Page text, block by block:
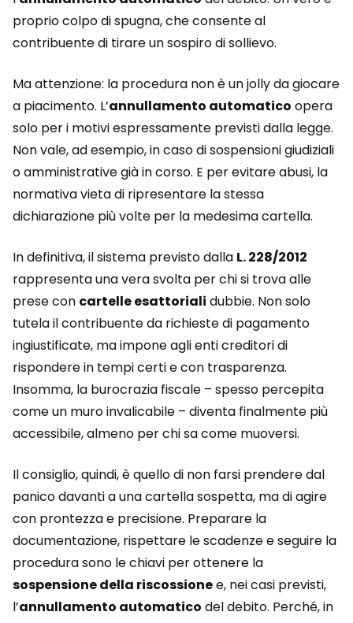
proprio colpo di spugna, che consente al
contribuente di tirare un sospiro di sollievo.
Ma attenzione: la procedura non è un jolly da giocare
a piacimento. L’annullamento automatico opera
solo per i motivi espressamente previsti dalla legge.
Non vale, ad esempio, in caso di sospensioni giudiziali
o amministrative già in corso. E per evitare abusi, la
normativa vieta di ripresentare la stessa
dichiarazione più volte per la medesima cartella.
In definitiva, il sistema previsto dalla L. 228/2012
rappresenta una vera svolta per chi si trova alle
prese con cartelle esattoriali dubbie. Non solo
tutela il contribuente da richieste di pagamento
ingiustificate, ma impone agli enti creditori di
rispondere in tempi certi e con trasparenza.
Insomma, la burocrazia fiscale – spesso percepita
come un muro invalicabile – diventa finalmente più
accessibile, almeno per chi sa come muoversi.
Il consiglio, quindi, è quello di non farsi prendere dal
panico davanti a una cartella sospetta, ma di agire
con prontezza e precisione. Preparare la
documentazione, rispettare le scadenze e seguire la
procedura sono le chiavi per ottenere la
sospensione della riscossionee, nei casi previsti,
l’annullamento automatico del debito. Perché, in